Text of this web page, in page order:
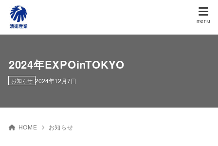
2024年EXPOinTOKYO
2024年12月7日
お知らせ
HOME お知らせ